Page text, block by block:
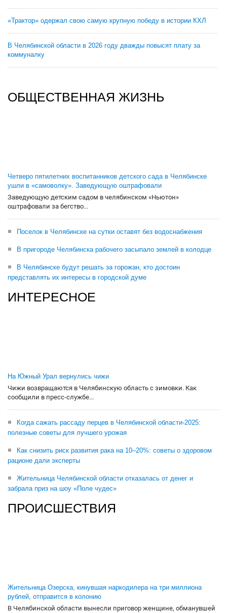
«Трактор» одержал свою самую крупную победу в истории КХЛ
В Челябинской области в 2026 году дважды повысят плату за
коммуналку
ОБЩЕСТВЕННАЯ ЖИЗНЬ
Четверо пятилетних воспитанников детского сада в Челябинске
ушли в «самоволку». Заведующую оштрафовали
Заведующую детским садом в челябинском «Ньютон»
оштрафовали за бегство...
Поселок в Челябинске на сутки оставят без водоснабжения
В пригороде Челябинска рабочего засыпало землей в колодце
В Челябинске будут решать за горожан, кто достоин
представлять их интересы в городской думе
ИНТЕРЕСНОЕ
На Южный Урал вернулись чижи
Чижи возвращаются в Челябинскую область с зимовки. Как
сообщили в пресс-службе...
Когда сажать рассаду перцев в Челябинской области-2025:
полезные советы для лучшего урожая
Как снизить риск развития рака на 10–20%: советы о здоровом
рационе дали эксперты
Жительница Челябинской области отказалась от денег и
забрала приз на шоу «Поле чудес»
ПРОИСШЕСТВИЯ
Жительница Озерска, кинувшая наркодилера на три миллиона
рублей, отправится в колонию
В Челябинской области вынесли приговор женщине, обманувшей